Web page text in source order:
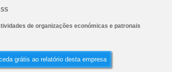
de organizações económicas e patronais
grátis ao relatório desta empresa